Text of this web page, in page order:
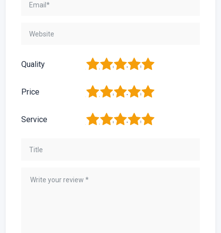
Quality 5
4
3
2
Price 5
4
3
2
Service 5
4
3
2